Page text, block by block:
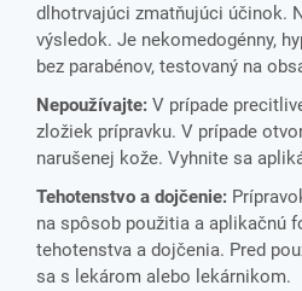
dlhotrvajúci zmatňujúci účinok.
výsledok. Je nekomedogénny,
bez parabénov, testovaný na
Nepoužívajte: V prípade
zložiek prípravku. V prípade
narušenej kože. Vyhnite sa
Tehotenstvo a dojčenie:
na spôsob použitia a aplikačnú
tehotenstva a dojčenia. Pred
sa s lekárom alebo lekárnikom.